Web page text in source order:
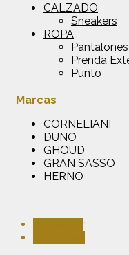
CALZADO
Sneakers
ROPA
Pantalones
Prenda
Punto
Marcas
CORNELIANI
DUNO
GHOUD
GRAN SASSO
HERNO